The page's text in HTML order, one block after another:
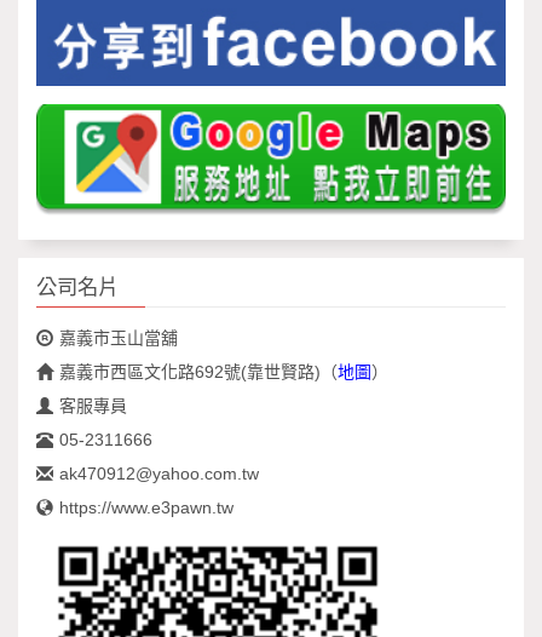
公司名片
嘉義市玉山當舖
嘉義市西區文化路692號(靠世賢路) （地圖）
客服專員
05-2311666
ak470912@yahoo.com.tw
https://www.e3pawn.tw